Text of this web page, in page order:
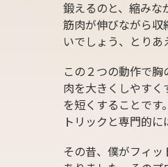
鍛えるのと、縮みな
筋肉が伸びながら収
いでしょう、とりあ
この２つの動作で
肉を大きくしやすく
を短くすることで
トリックと専門的に
その昔、僕がフィ